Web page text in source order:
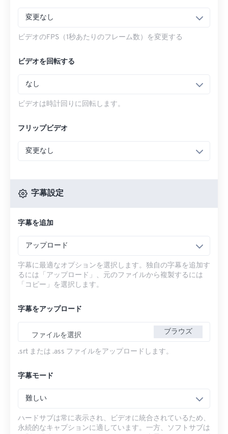
変更なし
ビデオのFPS（1秒あたりのフレーム数）を変更する
ビデオを回転する
なし
ビデオは時計回りに回転します。
フリップビデオ
変更なし
字幕設定
字幕を追加
アップロード
字幕に最適なオプションを選択します。独自の字幕を追加す
るには「アップロード」、元のファイルから複製するには
「コピー」を選択します。
字幕をアップロード
ファイルを選択 ブラウズ
.srt または .ass ファイルをアップロードします。
字幕モード
難しい
ハードサブは常に表示され、ビデオに統合されているため、
永続的なキャプションに適しています。一方、ソフトサブは